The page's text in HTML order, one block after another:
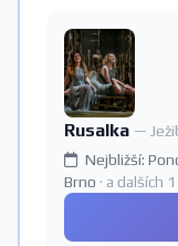
Rusalka —
Nejbližší:
Brno · a dalších